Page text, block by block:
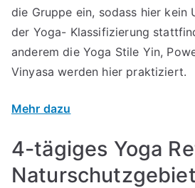
die Gruppe ein, sodass hier kein
der Yoga- Klassifizierung
anderem die Yoga Stile Yin,
Vinyasa werden hier praktiziert.
Mehr dazu
4-tägiges Yoga
Naturschutzgebiet